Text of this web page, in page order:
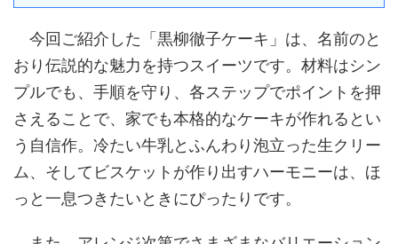
今回ご紹介した「黒柳徹子ケーキ」は、名前のと
おり伝説的な魅力を持つスイーツです。材料はシン
プルでも、手順を守り、各ステップでポイントを押
さえることで、家でも本格的なケーキが作れるとい
う自信作。冷たい牛乳とふんわり泡立った生クリー
ム、そしてビスケットが作り出すハーモニーは、ほ
っと一息つきたいときにぴったりです。